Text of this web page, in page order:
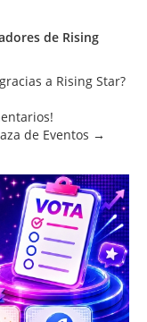
de Rising
a Rising Star?
de Eventos →